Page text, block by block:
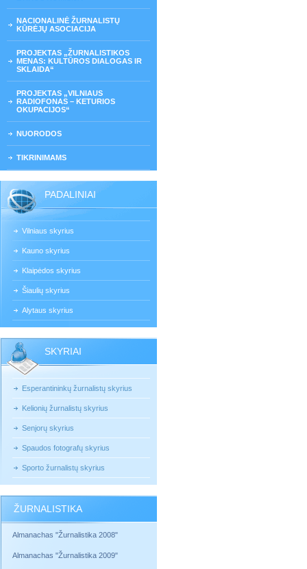
NACIONALINĖ ŽURNALISTŲ
KŪRĖJŲ ASOCIACIJA
PROJEKTAS „ŽURNALISTIKOS
MENAS: KULTŪROS DIALOGAS IR
SKLAIDA“
PROJEKTAS „VILNIAUS
RADIOFONAS – KETURIOS
OKUPACIJOS“
NUORODOS
TIKRINIMAMS
PADALINIAI
Vilniaus skyrius
Kauno skyrius
Klaipėdos skyrius
Šiaulių skyrius
Alytaus skyrius
SKYRIAI
Esperantininkų žurnalistų skyrius
Kelionių žurnalistų skyrius
Senjorų skyrius
Spaudos fotografų skyrius
Sporto žurnalistų skyrius
ŽURNALISTIKA
Almanachas "Žurnalistika 2008"
Almanachas "Žurnalistika 2009"